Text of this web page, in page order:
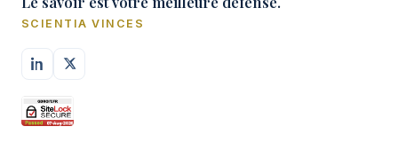
SCIENTIA VINCES